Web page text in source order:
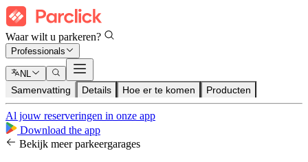
Waar wilt u parkeren?
Professionals
NL
Samenvatting Details Hoe er te komen Producten
Al jouw reserveringen in onze app
Download the app
Bekijk meer parkeergarages